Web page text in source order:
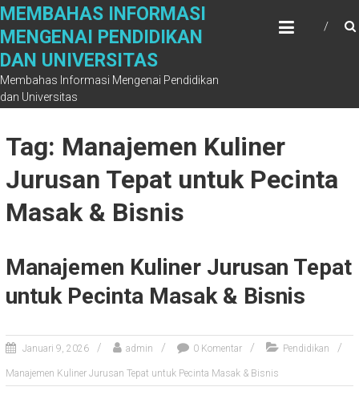
Skip
content
MEMBAHAS INFORMASI
MENGENAI PENDIDIKAN
DAN UNIVERSITAS
Membahas Informasi Mengenai Pendidikan
dan Universitas
Tag: Manajemen Kuliner
Jurusan Tepat untuk Pecinta
Masak & Bisnis
Manajemen Kuliner Jurusan Tepat
untuk Pecinta Masak & Bisnis
Januari 9, 2026 admin 0 Komentar Pendidikan
Manajemen Kuliner Jurusan Tepat untuk Pecinta Masak & Bisnis